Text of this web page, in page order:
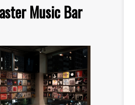
Music Bar